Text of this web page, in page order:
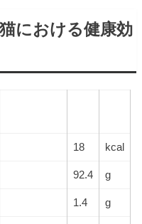
における健康効
18 kcal
92.4 g
1.4 g